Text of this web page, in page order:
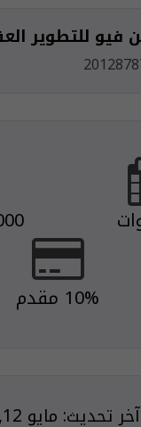
فيو للتطوير
10% مقدم
آخر تحديث: مايو 12, 2025